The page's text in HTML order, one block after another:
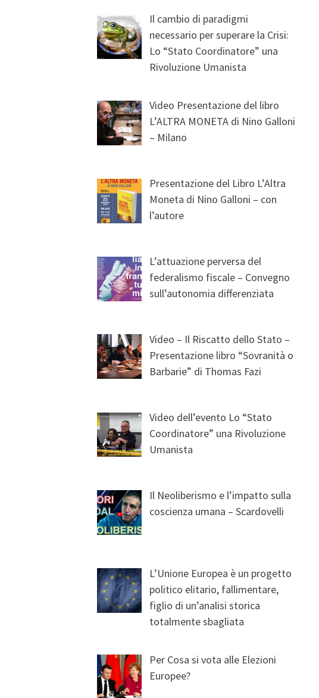
Il cambio di paradigmi
necessario per superare la Crisi:
Lo “Stato Coordinatore” una
Rivoluzione Umanista
Video Presentazione del libro
L’ALTRA MONETA di Nino Galloni
– Milano
Presentazione del Libro L’Altra
Moneta di Nino Galloni – con
l’autore
L’attuazione perversa del
federalismo fiscale – Convegno
sull’autonomia differenziata
Video – Il Riscatto dello Stato –
Presentazione libro “Sovranità o
Barbarie” di Thomas Fazi
Video dell’evento Lo “Stato
Coordinatore” una Rivoluzione
Umanista
Il Neoliberismo e l’impatto sulla
coscienza umana – Scardovelli
L’Unione Europea è un progetto
politico elitario, fallimentare,
figlio di un’analisi storica
totalmente sbagliata
Per Cosa si vota alle Elezioni
Europee?